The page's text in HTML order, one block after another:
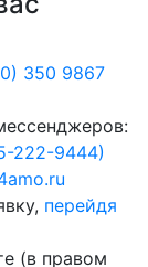
350 9867
222-9444)
перейдя
(в правом